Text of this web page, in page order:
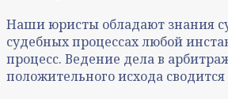
Наши юристы обладают знания
судебных процессах любой
процесс. Ведение дела в
положительного исхода